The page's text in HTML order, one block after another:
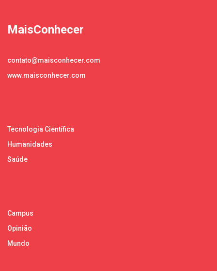
MaisConhecer
contato@maisconhecer.com
www.maisconhecer.com
Tecnologia Científica
Humanidades
Saúde
Campus
Opinião
Mundo